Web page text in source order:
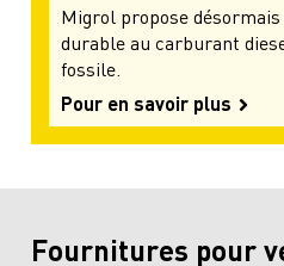
Migrol propose
durable au carburant
fossile.
Pour en savoir plus
Fournitures pour